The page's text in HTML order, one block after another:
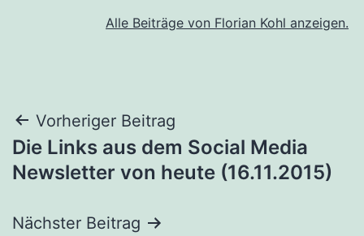
Alle Beiträge von Florian Kohl anzeigen.
Beitragsnavigation
Vorheriger Beitrag
Die Links aus dem Social Media
Newsletter von heute (16.11.2015)
Nächster Beitrag